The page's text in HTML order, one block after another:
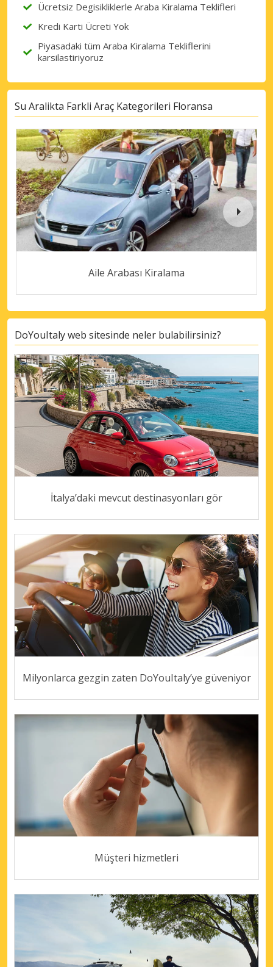
Ücretsiz Degisikliklerle Araba Kiralama Teklifleri
Kredi Karti Ücreti Yok
Piyasadaki tüm Araba Kiralama Tekliflerini
karsilastiriyoruz
Su Aralikta Farkli Araç Kategorileri Floransa
Aile Arabası Kiralama
DoYouItaly web sitesinde neler bulabilirsiniz?
İtalya’daki mevcut destinasyonları gör
Milyonlarca gezgin zaten DoYouItaly’ye güveniyor
Müşteri hizmetleri